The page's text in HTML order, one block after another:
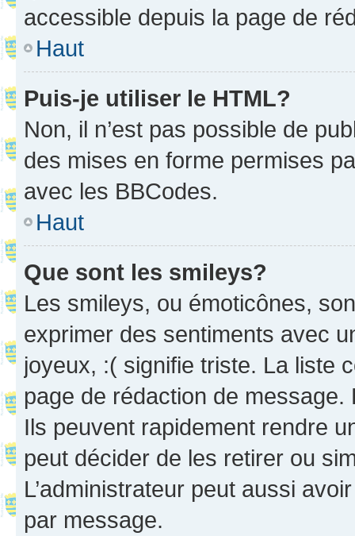
accessible depuis la page de
Haut
Puis-je utiliser le HTML?
Non, il n’est pas possible de
des mises en forme permises
avec les BBCodes.
Haut
Que sont les smileys?
Les smileys, ou émoticônes,
exprimer des sentiments avec
joyeux, :( signifie triste. La liste
page de rédaction de
Ils peuvent rapidement rendre
peut décider de les retirer ou
L’administrateur peut aussi
par message.